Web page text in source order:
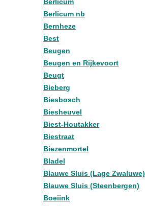
Berlicum
Berlicum nb
Bernheze
Best
Beugen
Beugen en Rijkevoort
Beugt
Bieberg
Biesbosch
Biesheuvel
Biest-Houtakker
Biestraat
Biezenmortel
Bladel
Blauwe Sluis (Lage Zwaluwe)
Blauwe Sluis (Steenbergen)
Boeiink